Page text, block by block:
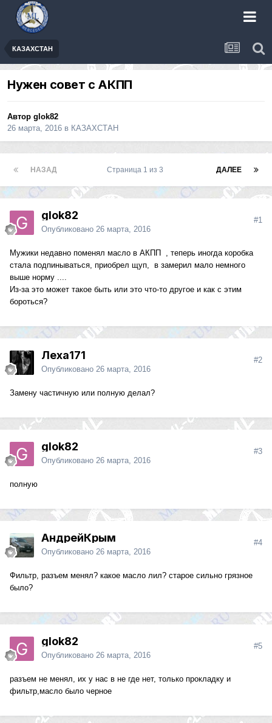
КАЗАХСТАН
Нужен совет с АКПП
Автор glok82
26 марта, 2016 в КАЗАХСТАН
НАЗАД ДАЛЕЕ
Страница 1 из 3
glok82
Опубликовано 26 марта, 2016
#1
Мужики недавно поменял масло в АКПП , теперь иногда коробка
стала подпинываться, приобрел щуп, в замерил мало немного
выше норму ....
Из-за это может такое быть или это что-то другое и как с этим
бороться?
Леха171
Опубликовано 26 марта, 2016
#2
Замену частичную или полную делал?
glok82
Опубликовано 26 марта, 2016
#3
полную
АндрейКрым
Опубликовано 26 марта, 2016
#4
Фильтр, разъем менял? какое масло лил? старое сильно грязное
было?
glok82
Опубликовано 26 марта, 2016
#5
разъем не менял, их у нас в не где нет, только прокладку и
фильтр,масло было черное